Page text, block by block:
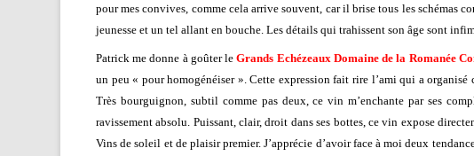
pour mes convives, comme cela arrive souvent, car il brise tous les schémas
jeunesse et un tel allant en bouche. Les détails qui trahissent son âge sont
Patrick me donne à goûter leGrands Echézeaux Domaine de la Romanée
un peu « pour homogénéiser ». Cette expression fait rire l’ami qui a organisé
Très bourguignon, subtil comme pas deux, ce vin m’enchante par ses
ravissement absolu. Puissant, clair, droit dans ses bottes, ce vin expose
Vins de soleil et de plaisir premier. J’apprécie d’avoir face à moi deux